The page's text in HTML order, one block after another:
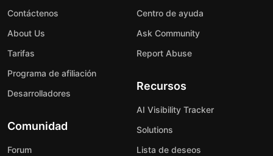
Contáctenos
About Us
Tarifas
Programa de afiliación
Desarrolladores
Comunidad
Forum
Centro de ayuda
Ask Community
Report Abuse
Recursos
AI Visibility Tracker
Solutions
Lista de deseos